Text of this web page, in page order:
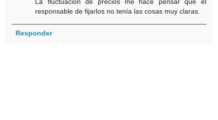
responsable de fijarlos no tenía las cosas muy claras.
Responder